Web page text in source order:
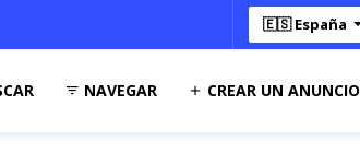
🇪🇸 España
NAVEGAR CREAR UN ANUNCIO